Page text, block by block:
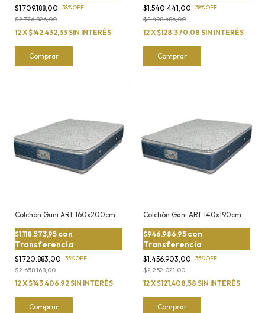
$1.709.188,00 -38%OFF
$2.776.826,00
12X$142.432,33SIN INTERÉS
Comprar
$1.540.441,00 -38%OFF
$2.498.486,00
12X$128.370,08 SIN INTERÉS
Comprar
Colchón Gani ART 160x200cm
$1.720.883,00 -35%OFF
$2.658.168,00
$1.118.573,95 con
Transferencia
12X$143.406,92SIN INTERÉS
Comprar
Colchón Gani ART 140x190cm
$1.456.903,00 -35%OFF
$2.252.021,00
$946.986,95 con
Transferencia
12X$121.408,58 SIN INTERÉS
Comprar